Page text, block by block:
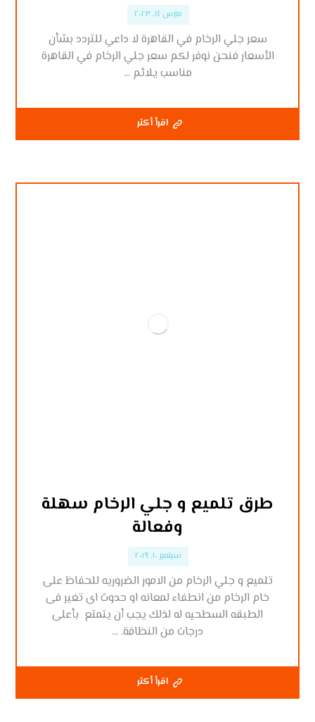
مارس ١٤, ٢٠٢٣
سعر جلي الرخام في القاهرة لا داعي للتردد بشأن
الأسعار فنحن نوفر لكم سعر جلي الرخام في القاهرة
مناسب يلائم ...
اقرأ أكثر
طرق تلميع و جلي الرخام سهلة
وفعالة
سبتمبر ١٠, ٢٠١٩
تلميع و جلي الرخام من الامور الضروريه للحفاظ على
خام الرخام من انطفاء لمعانه او حدوث اى تغير فى
الطبقه السطحيه له لذلك يجب أن يتمتع بأعلى
درجات من النظافة. ...
اقرأ أكثر